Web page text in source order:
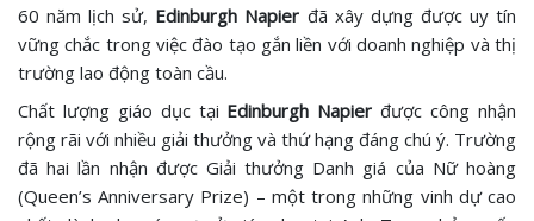
60 năm lịch sử, Edinburgh Napier đã xây dựng được uy tín
vững chắc trong việc đào tạo gắn liền với doanh nghiệp và thị
trường lao động toàn cầu.
Chất lượng giáo dục tại Edinburgh Napierđược công nhận
rộng rãi với nhiều giải thưởng và thứ hạng đáng chú ý. Trường
đã hai lần nhận được Giải thưởng Danh giá của Nữ hoàng
(Queen’s Anniversary Prize) – một trong những vinh dự cao